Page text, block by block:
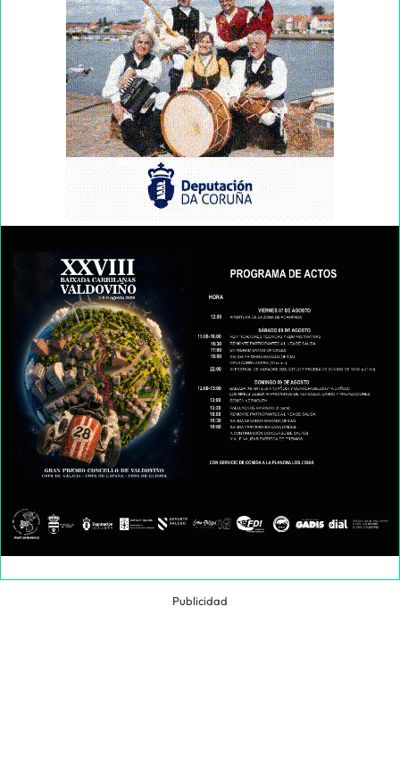
Publicidad